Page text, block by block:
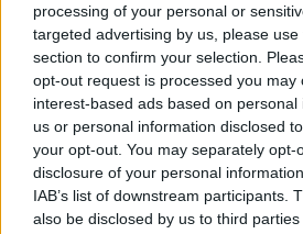
processing of your personal or
targeted advertising by us, please
section to confirm your selection.
opt-out request is processed you may
interest-based ads based on
us or personal information disclosed
your opt-out. You may separately opt-
disclosure of your personal
IAB’s list of downstream participants.
also be disclosed by us to third
Την Παρασκευή 12 Μαΐου
επίσκεψη του Υφυπουργού
Σίμου Κεδίκογλου στο εργοστάσιο
εμφιάλωσης νερούΔίρφυς ΑΕ
Υπήρξε συζήτηση του κ.
της Εταιρείας, η οποία και τον
ενδιαφέρον του καθώς και την
στήριξη στηνΔίρφυς ΑΕ.
Τέλος, υπήρξε επίσκεψη του